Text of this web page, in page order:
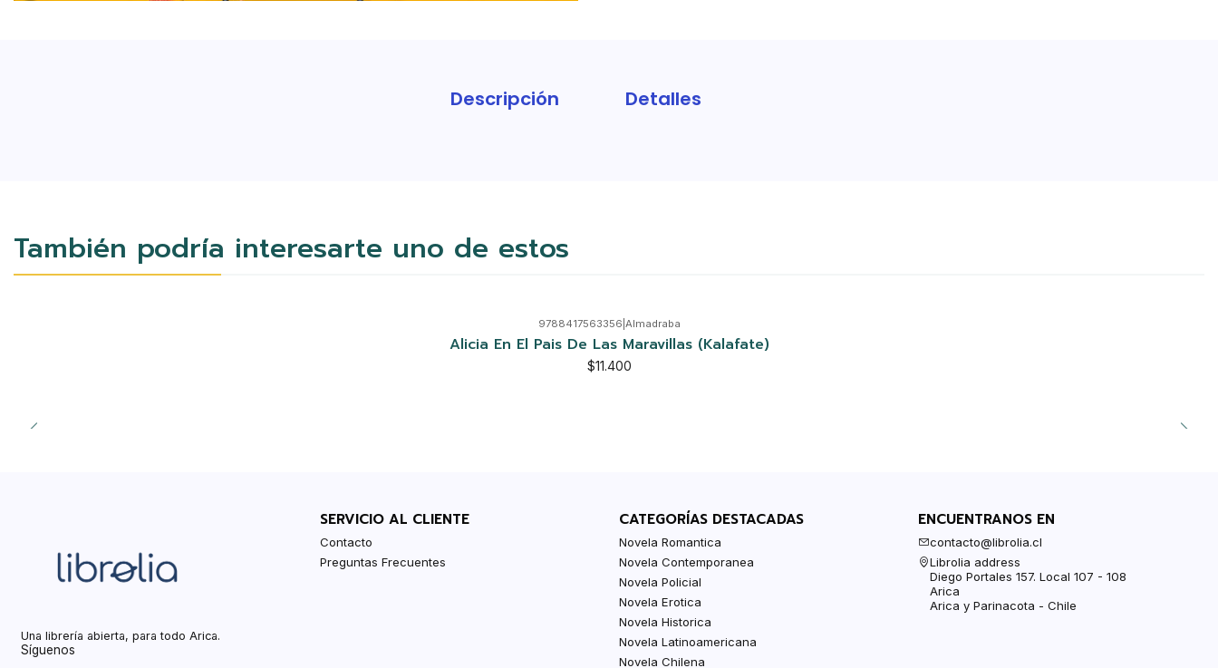
Descripción Detalles
También podría interesarte uno de estos
9788417563356 Almadraba
Alicia En El Pais De Las Maravillas (Kalafate)
$11.400
Una librería abierta, para todo Arica.
Síguenos
SERVICIO AL CLIENTE
Contacto
Preguntas Frecuentes
CATEGORÍAS DESTACADAS
Novela Romantica
Novela Contemporanea
Novela Policial
Novela Erotica
Novela Historica
Novela Latinoamericana
Novela Chilena
ENCUENTRANOS EN
contacto@librolia.cl
Librolia address
Diego Portales 157. Local 107 - 108
Arica
Arica y Parinacota - Chile